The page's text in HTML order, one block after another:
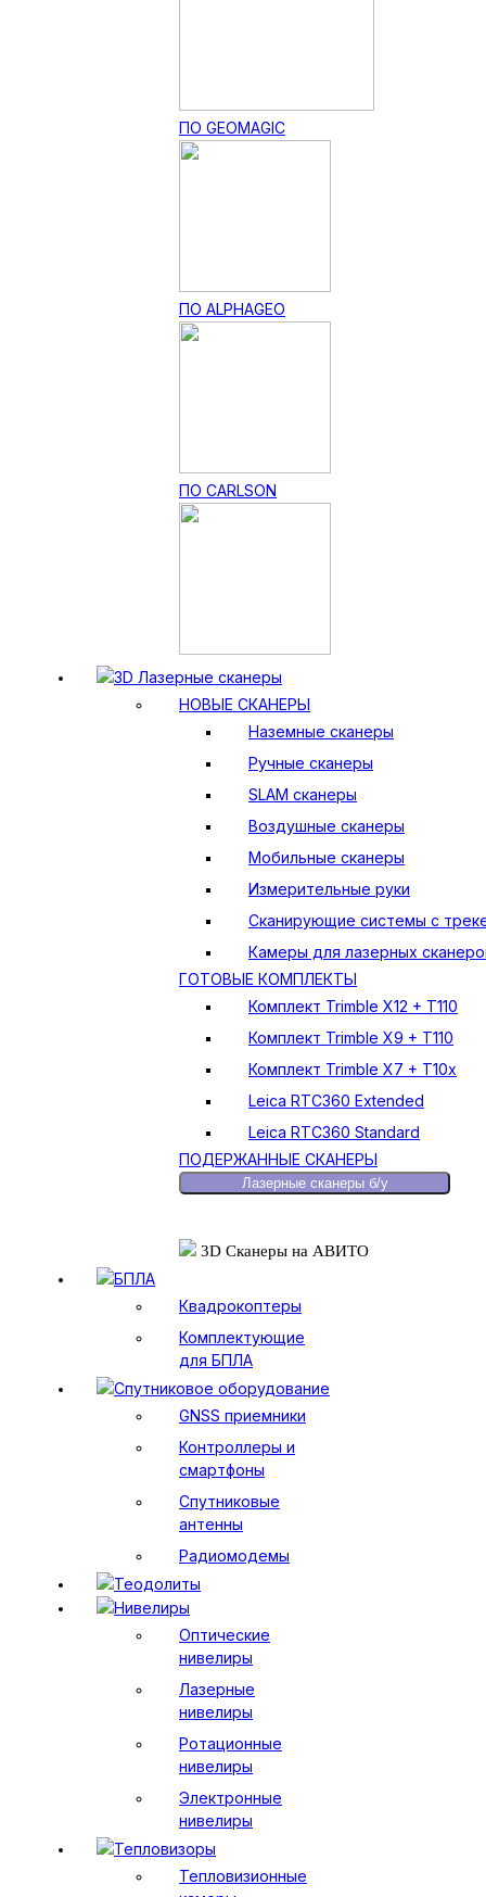
ПО GEOMAGIC
ПО ALPHAGEO
ПО CARLSON
3D Лазерные сканеры
НОВЫЕ СКАНЕРЫ
Наземные сканеры
Ручные сканеры
SLAM сканеры
Воздушные сканеры
Мобильные сканеры
Измерительные руки
Сканирующие системы с
Камеры для лазерных
ГОТОВЫЕ КОМПЛЕКТЫ
Комплект Trimble X12 + T110
Комплект Trimble X9 + T110
Комплект Trimble X7 + T10x
Leica RTC360 Extended
Leica RTC360 Standard
ПОДЕРЖАННЫЕ СКАНЕРЫ
Лазерные сканеры б/у
3D Сканеры на АВИТО
БПЛА
Квадрокоптеры
Комплектующие
для БПЛА
Спутниковое оборудование
GNSS приемники
Контроллеры и
смартфоны
Спутниковые
антенны
Радиомодемы
Теодолиты
Нивелиры
Оптические
нивелиры
Лазерные
нивелиры
Ротационные
нивелиры
Электронные
нивелиры
Тепловизоры
Тепловизионные